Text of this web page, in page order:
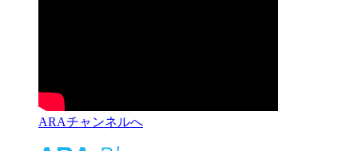
ARAチャンネルへ